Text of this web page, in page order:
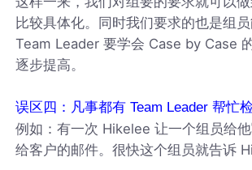
比较具体化。同时我们要求的也是组员
Team Leader 要学会 Case by Case
逐步提高。
误区四：凡事都有 Team Leader 帮忙
例如：有一次 Hikelee 让一个组员给
给客户的邮件。很快这个组员就告诉